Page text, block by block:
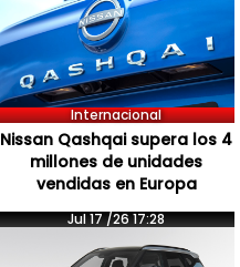
Internacional
Nissan Qashqai supera los 4
millones de unidades
vendidas en Europa
Jul 17 /26 17:28